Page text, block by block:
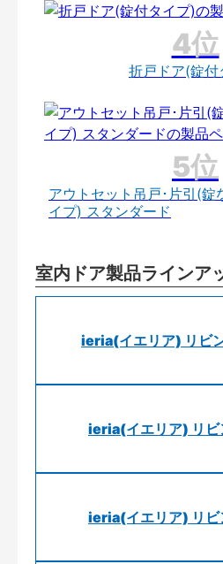
折戸ドア(錠付
アウトセット吊戸･片引(錠
イプ) スタンダード
室内ドア製品ラインア
ieria(イエリア) リビ
ieria(イエリア) リビ
ieria(イエリア) リビ